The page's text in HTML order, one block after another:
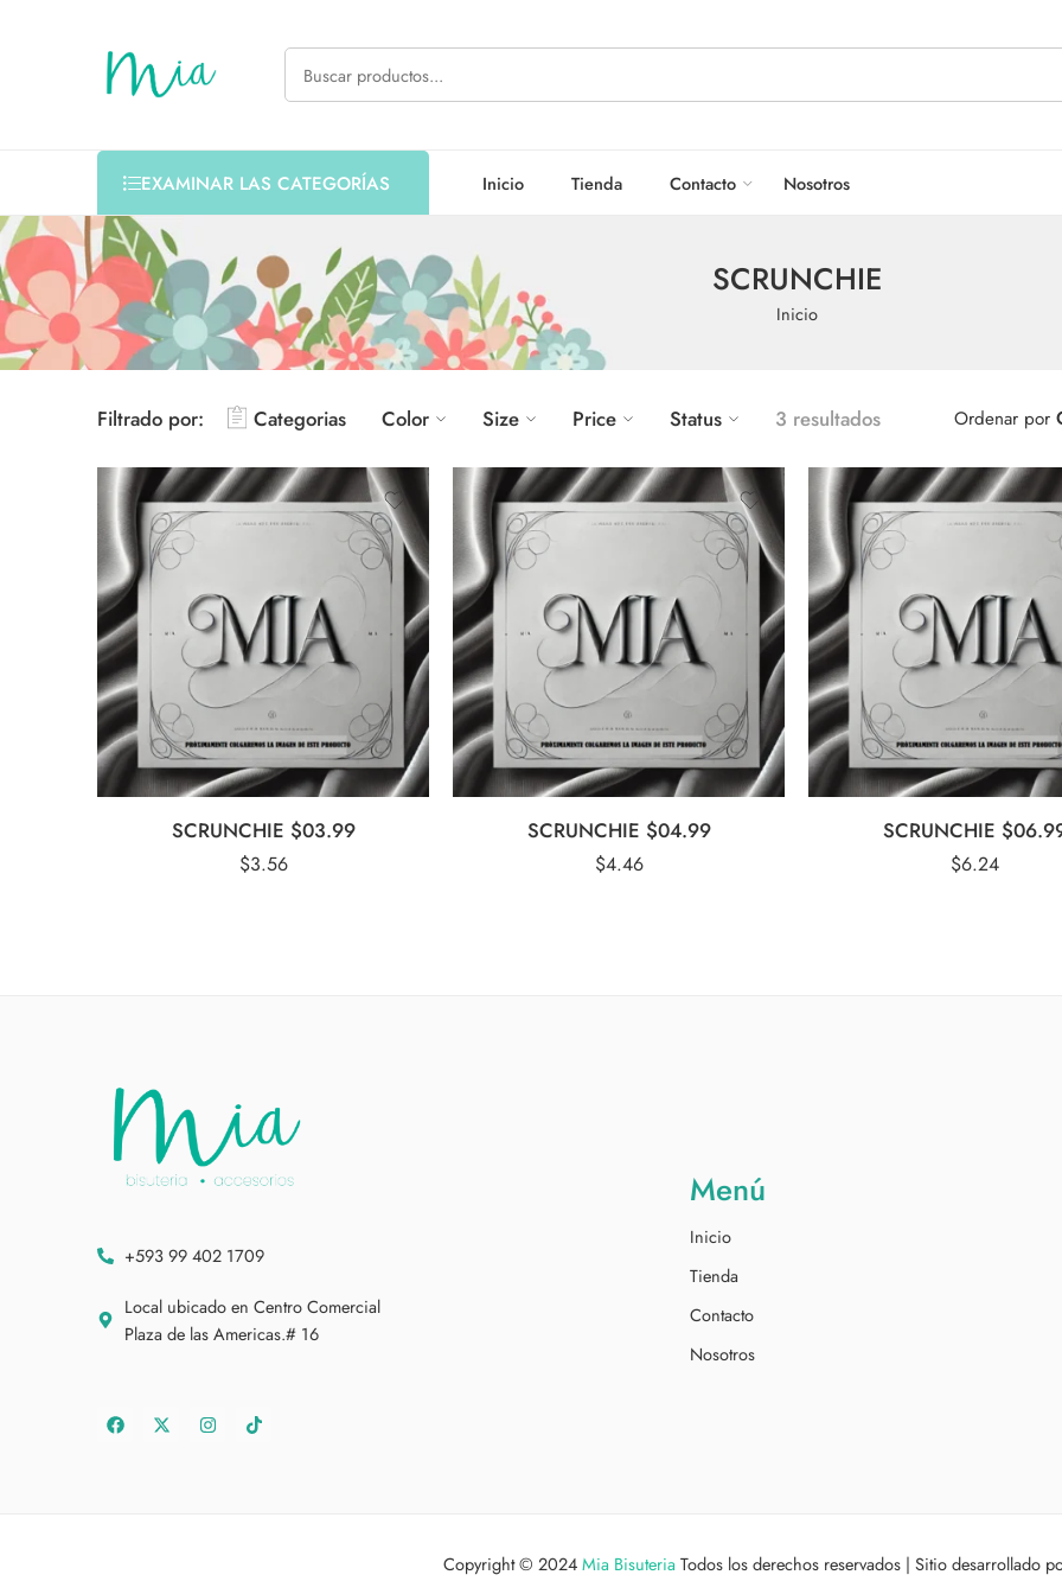
EXAMINAR LAS CATEGORÍAS Inicio Tienda Contacto Nosotros
SCRUNCHIE
Inicio
Filtrado por: Categorias Color Size Price Status 3 resultados Ordenar por
SCRUNCHIE $03.99
$3.56
SCRUNCHIE $04.99
$4.46
SCRUNCHIE
$6.24
+593 99 402 1709
Local ubicado en Centro Comercial
Plaza de las Americas.# 16
Menú
Inicio
Tienda
Contacto
Nosotros
Copyright © 2024Mia BisuteriaTodos los derechos reservados | Sitio desarrollado